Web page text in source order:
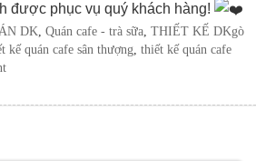
được phục vụ quý khách hàng!
DK,Quán cafe - trà sữa,THIẾT KẾ DKTags
gò
kế quán cafe sân thượng,thiết kế quán cafe